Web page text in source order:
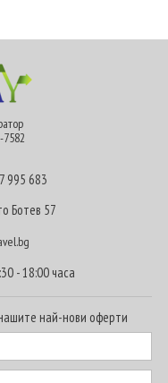
995 683
Ботев 57
- 18:00 часа
най-нови оферти